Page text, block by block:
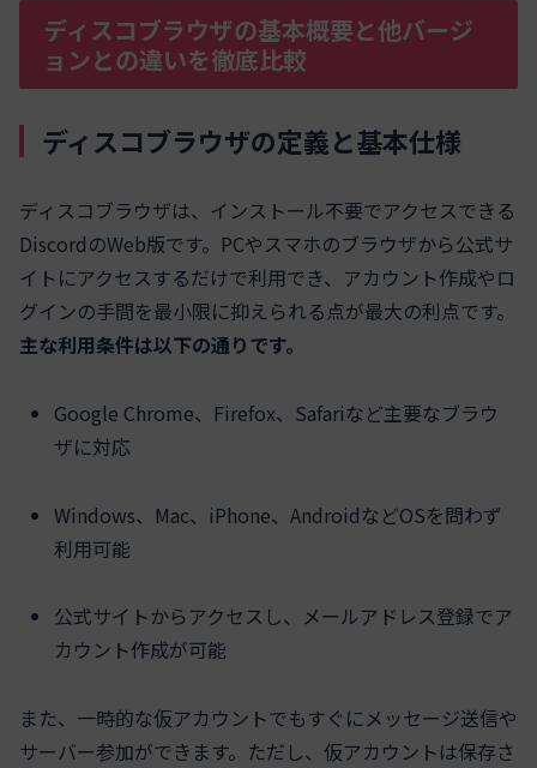
ディスコブラウザの基本概要と他バージ
ョンとの違いを徹底比較
ディスコブラウザの定義と基本仕様
ディスコブラウザは、インストール不要でアクセスできる
DiscordのWeb版です。PCやスマホのブラウザから公式サ
イトにアクセスするだけで利用でき、アカウント作成やロ
グインの手間を最小限に抑えられる点が最大の利点です。
主な利用条件は以下の通りです。
Google Chrome、Firefox、Safariなど主要なブラウ
ザに対応
Windows、Mac、iPhone、AndroidなどOSを問わず
利用可能
公式サイトからアクセスし、メールアドレス登録でア
カウント作成が可能
また、一時的な仮アカウントでもすぐにメッセージ送信や
サーバー参加ができます。ただし、仮アカウントは保存さ